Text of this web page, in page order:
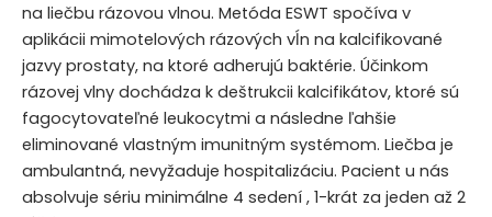
na liečbu rázovou vlnou. Metóda ESWT spočíva v
aplikácii mimotelových rázových vĺn na kalcifikované
jazvy prostaty, na ktoré adherujú baktérie. Účinkom
rázovej vlny dochádza k deštrukcii kalcifikátov, ktoré sú
fagocytovateľné leukocytmi a následne ľahšie
eliminované vlastným imunitným systémom. Liečba je
ambulantná, nevyžaduje hospitalizáciu. Pacient u nás
absolvuje sériu minimálne 4 sedení , 1-krát za jeden až 2